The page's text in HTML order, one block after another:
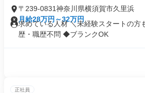
〒239-0831神奈川県横須賀市久里浜
月給28万円～32万円
求めている人材 ＼未経験スタートの
歴・職歴不問 ◆ブランクOK
正社員